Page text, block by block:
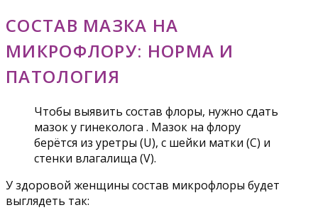
СОСТАВ МАЗКА НА
МИКРОФЛОРУ: НОРМА И
ПАТОЛОГИЯ
Чтобы выявить состав флоры, нужно сдать
мазок у гинеколога . Мазок на флору
берётся из уретры (U), с шейки матки (C) и
стенки влагалища (V).
У здоровой женщины состав микрофлоры будет
выглядеть так: